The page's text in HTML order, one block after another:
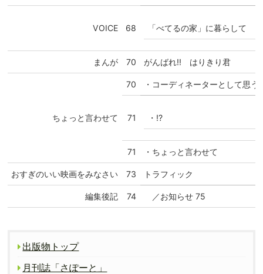
VOICE 68 「べてるの家」に暮らして
まんが 70 がんばれ!! はりきり君
ちょっと言わせて
70 ・コーディネーターとして思う
71 ・!?
71 ・ちょっと言わせて
おすぎのいい映画をみなさい 73 トラフィック
編集後記 74 ／お知らせ 75
出版物トップ
月刊誌「さぽーと」